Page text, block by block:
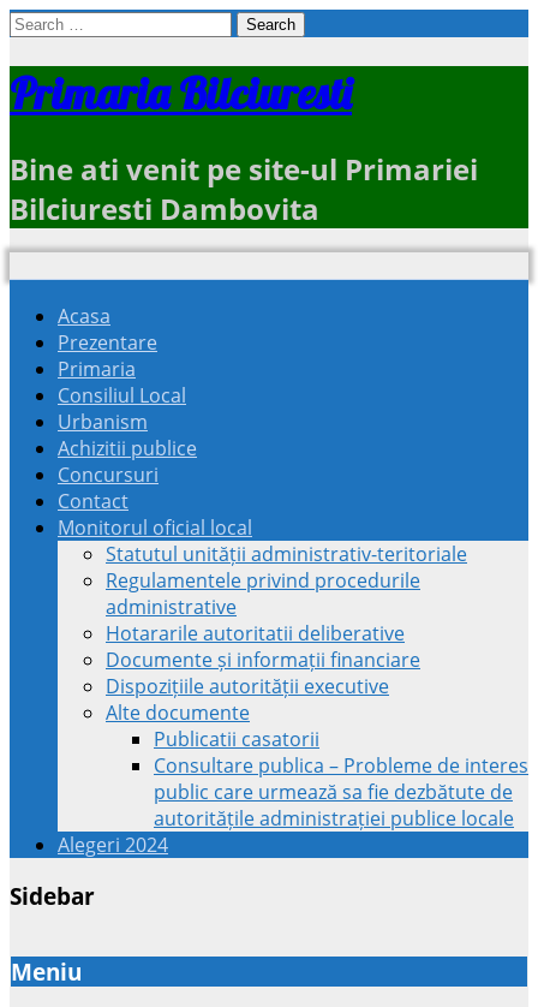
Search
Primaria Bilciuresti
Bine ati venit pe site-ul Primariei
Bilciuresti Dambovita
Acasa
Prezentare
Primaria
Consiliul Local
Urbanism
Achizitii publice
Concursuri
Contact
Monitorul oficial local
Statutul unității administrativ-teritoriale
Regulamentele privind procedurile
administrative
Hotararile autoritatii deliberative
Documente și informații financiare
Dispozițiile autorității executive
Alte documente
Publicatii casatorii
Consultare publica – Probleme de interes
public care urmează sa fie dezbătute de
autoritățile administrației publice locale
Alegeri 2024
Sidebar
Meniu